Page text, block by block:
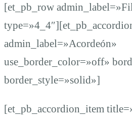
[et_pb_row
admin_label=»Acordeón»
use_border_color=»off»
border_style=»solid»]
[et_pb_accordion_item